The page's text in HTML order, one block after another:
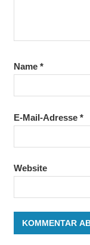
Name *
E-Mail-Adresse *
Website